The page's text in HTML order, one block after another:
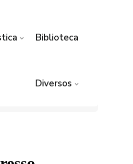
Biblioteca
Diversos